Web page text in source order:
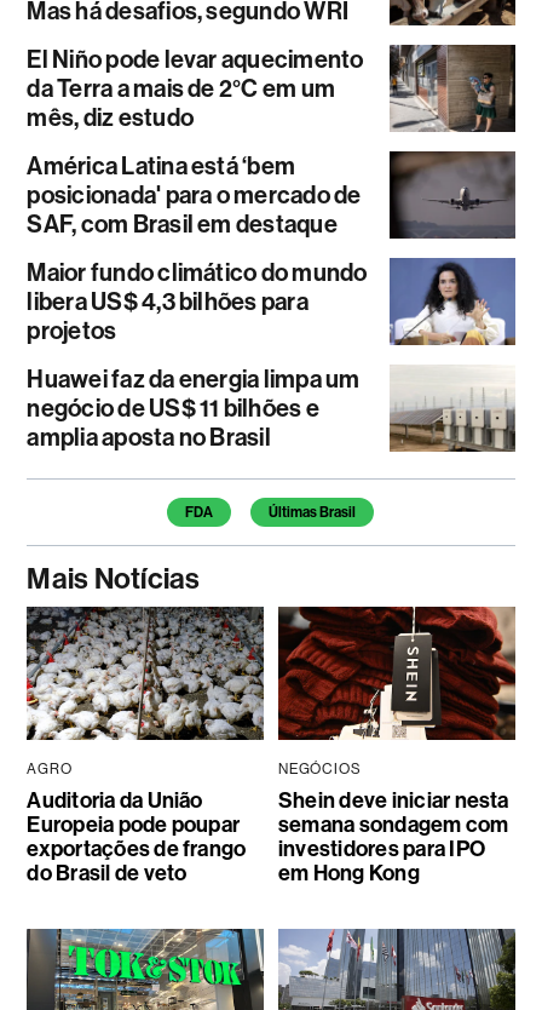
Mas há desafios, segundo WRI
El Niño pode levar aquecimento
da Terra a mais de 2°C em um
mês, diz estudo
América Latina está ‘bem
posicionada' para o mercado de
SAF, com Brasil em destaque
Maior fundo climático do mundo
libera US$ 4,3 bilhões para
projetos
Huawei faz da energia limpa um
negócio de US$ 11 bilhões e
amplia aposta no Brasil
Temas deste artigo
FDA Últimas Brasil
Mais Notícias
AGRO
Auditoria da União
Europeia pode poupar
exportações de frango
do Brasil de veto
NEGÓCIOS
Shein deve iniciar nesta
semana sondagem com
investidores para IPO
em Hong Kong